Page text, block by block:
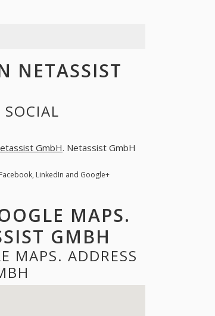
NETASSIST
GmbH. Netassist GmbH
LinkedIn and Google+
MAPS.
GMBH
MAPS. ADDRESS